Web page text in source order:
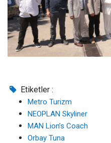
Etiketler :
Metro Turizm
NEOPLAN Skyliner
MAN Lion’s Coach
Orbay Tuna